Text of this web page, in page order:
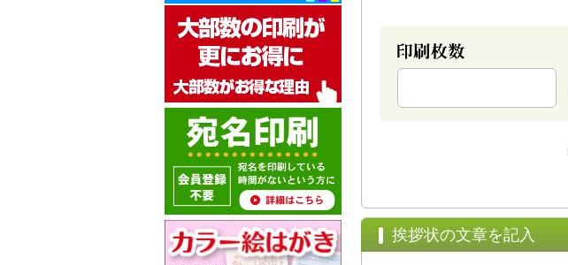
挨拶状の文章を記入